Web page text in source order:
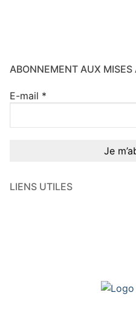
ABONNEMENT AUX MISES
E-mail *
LIENS UTILES